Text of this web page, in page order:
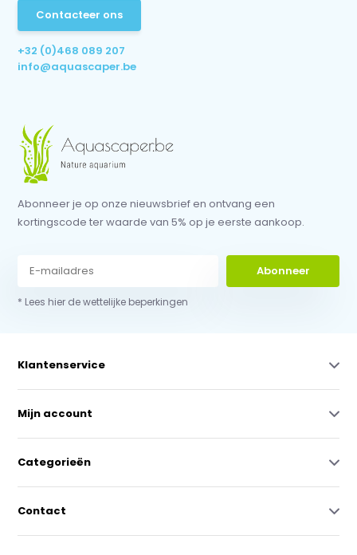
Contacteer ons
+32 (0)468 089 207
info@aquascaper.be
Abonneer je op onze nieuwsbrief en ontvang een
kortingscode ter waarde van 5% op je eerste aankoop.
Abonneer
* Lees hier de wettelijke beperkingen
Klantenservice
Mijn account
Categorieën
Contact